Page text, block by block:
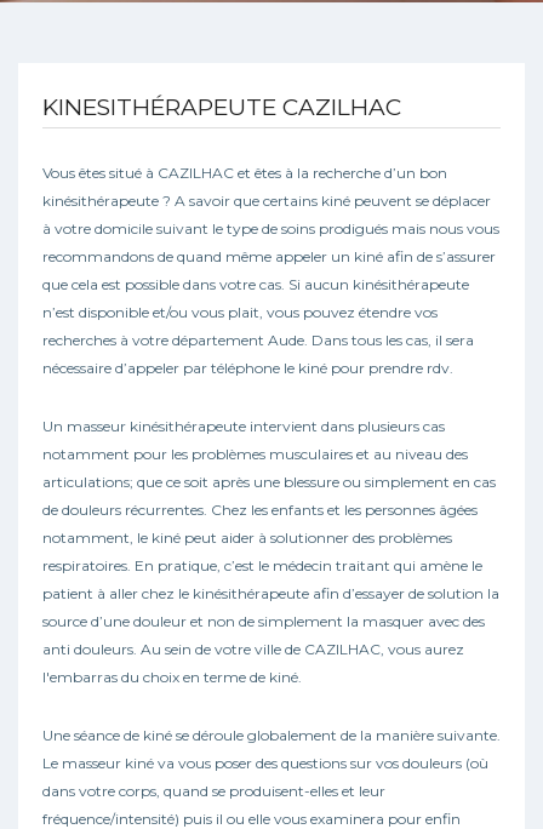
KINESITHÉRAPEUTE CAZILHAC
Vous êtes situé à CAZILHAC et êtes à la recherche d’un bon
kinésithérapeute ? A savoir que certains kiné peuvent se déplacer
à votre domicile suivant le type de soins prodigués mais nous vous
recommandons de quand même appeler un kiné afin de s’assurer
que cela est possible dans votre cas. Si aucun kinésithérapeute
n’est disponible et/ou vous plait, vous pouvez étendre vos
recherches à votre département Aude. Dans tous les cas, il sera
nécessaire d’appeler par téléphone le kiné pour prendre rdv.
Un masseur kinésithérapeute intervient dans plusieurs cas
notamment pour les problèmes musculaires et au niveau des
articulations; que ce soit après une blessure ou simplement en cas
de douleurs récurrentes. Chez les enfants et les personnes âgées
notamment, le kiné peut aider à solutionner des problèmes
respiratoires. En pratique, c’est le médecin traitant qui amène le
patient à aller chez le kinésithérapeute afin d’essayer de solution la
source d’une douleur et non de simplement la masquer avec des
anti douleurs. Au sein de votre ville de CAZILHAC, vous aurez
l'embarras du choix en terme de kiné.
Une séance de kiné se déroule globalement de la manière suivante.
Le masseur kiné va vous poser des questions sur vos douleurs (où
dans votre corps, quand se produisent-elles et leur
fréquence/intensité) puis il ou elle vous examinera pour enfin